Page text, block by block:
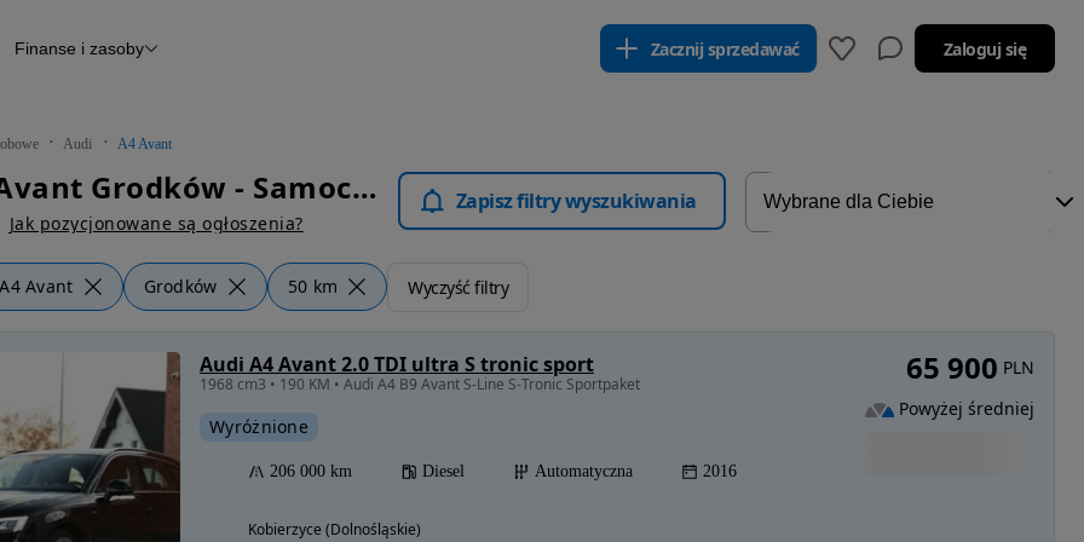
Raport z inspekcji
Otomoto News
Finanse i zasoby Zacznij sprzedawać Zaloguj się
Audi A4 Avant
Audi A4 Avant Grodków - Samochody Osobowe
Jak pozycjonowane są ogłoszenia?
Zapisz filtry wyszukiwania
A4 Avant Grodków 50 km Wyczyść filtry
Audi A4 Avant 2.0 TDI ultra S tronic sport
1968 cm3 • 190 KM • Audi A4 B9 Avant S-Line S-Tronic Sportpaket
Wyróżnione
206 000 km Diesel Automatyczna 2016
Kobierzyce (Dolnośląskie)
65 900 PLN
Powyżej średniej